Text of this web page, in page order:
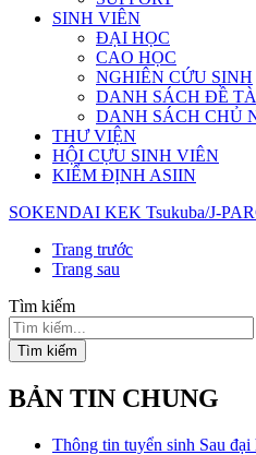
SINH VIÊN
ĐẠI HỌC
CAO HỌC
NGHIÊN CỨU SINH
DANH SÁCH ĐỀ
DANH SÁCH CHỦ
THƯ VIỆN
HỘI CỰU SINH VIÊN
KIỂM ĐỊNH ASIIN
SOKENDAI KEK Tsukuba/J-
Trang trước
Trang sau
Tìm kiếm
Tìm kiếm
BẢN TIN CHUNG
Thông tin tuyển sinh Sau đại